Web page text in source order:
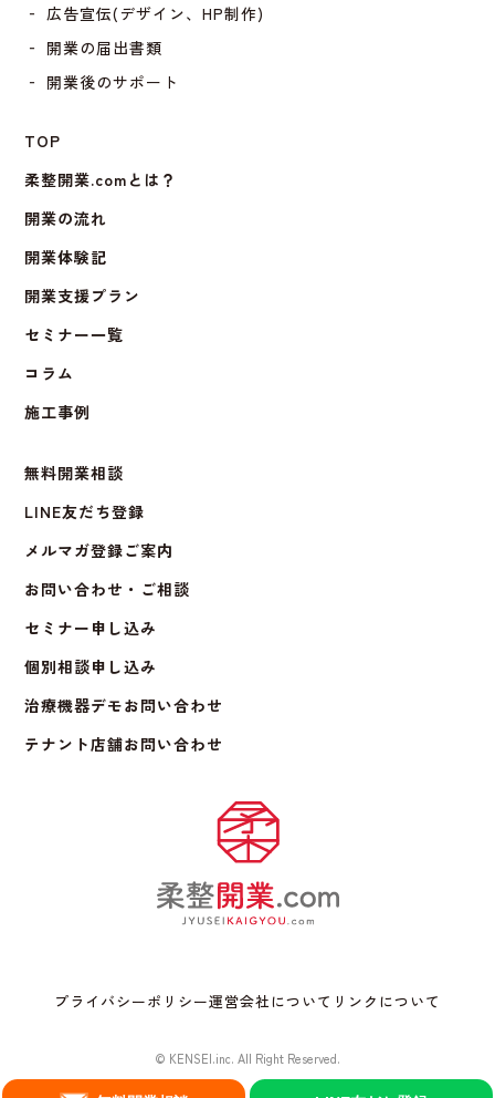
‐ 広告宣伝(デザイン、HP制作)
‐ 開業の届出書類
‐ 開業後のサポート
TOP
柔整開業.comとは？
開業の流れ
開業体験記
開業支援プラン
セミナー一覧
コラム
施工事例
無料開業相談
LINE友だち登録
メルマガ登録ご案内
お問い合わせ・ご相談
セミナー申し込み
個別相談申し込み
治療機器デモお問い合わせ
テナント店舗お問い合わせ
プライバシーポリシー運営会社について リンクについて
© KENSEI.inc. All Right Reserved.